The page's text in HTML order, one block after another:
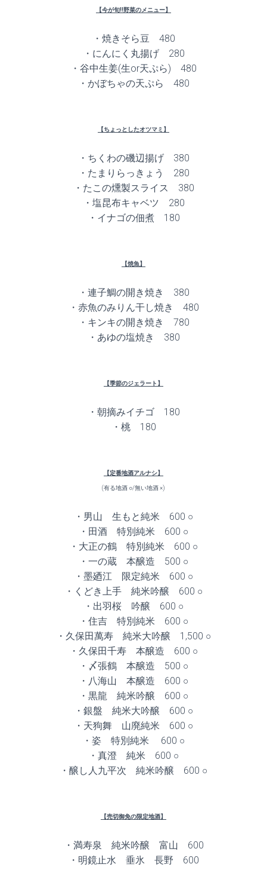
【今が旬!!野菜のメニュー】
・焼きそら豆 480
・にんにく丸揚げ 280
・谷中生姜(生or天ぷら) 480
・かぼちゃの天ぷら 480
【ちょっとしたオツマミ】
・ちくわの磯辺揚げ 380
・たまりらっきょう 280
・たこの燻製スライス 380
・塩昆布キャベツ 280
・イナゴの佃煮 180
【焼魚】
・連子鯛の開き焼き 380
・赤魚のみりん干し焼き 480
・キンキの開き焼き 780
・あゆの塩焼き 380
【季節のジェラート】
・朝摘みイチゴ 180
・桃 180
【定番地酒アルナシ】
(有る地酒 ○/無い地酒 ×)
・男山 生もと純米 600 ○
・田酒 特別純米 600 ○
・大正の鶴 特別純米 600 ○
・一の蔵 本醸造 500 ○
・墨廼江 限定純米 600 ○
・くどき上手 純米吟醸 600 ○
・出羽桜 吟醸 600 ○
・住吉 特別純米 600 ○
・久保田萬寿 純米大吟醸 1,500 ○
・久保田千寿 本醸造 600 ○
・〆張鶴 本醸造 500 ○
・八海山 本醸造 600 ○
・黒龍 純米吟醸 600 ○
・銀盤 純米大吟醸 600 ○
・天狗舞 山廃純米 600 ○
・姿 特別純米 600 ○
・真澄 純米 600 ○
・醸し人九平次 純米吟醸 600 ○
【売切御免の限定地酒】
・満寿泉 純米吟醸 富山 600
・明鏡止水 垂氷 長野 600